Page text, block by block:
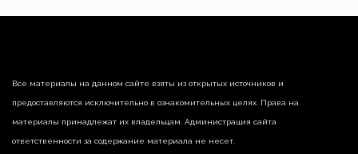
Все материалы на данном сайте взяты из открытых источников и
предоставляются исключительно в ознакомительных целях. Права на
материалы принадлежат их владельцам. Администрация сайта
ответственности за содержание материала не несет.